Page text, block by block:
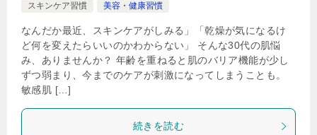
スキンケア習慣 美容・健康習慣
なんだか最近、スキンケアがしみる」「乾燥が気になるけ
ど何を変えたらいいのかわからない」 そんな30代の肌悩
み、ありませんか？ 年齢を重ねると肌のバリア機能が少し
ずつ弱まり、今までのケアが刺激になってしまうことも。
敏感肌 […]
続きを読む